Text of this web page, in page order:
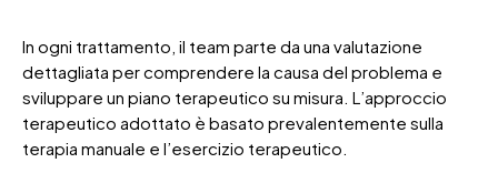
In ogni trattamento, il team parte da una valutazione
dettagliata per comprendere la causa del problema e
sviluppare un piano terapeutico su misura. L’approccio
terapeutico adottato è basato prevalentemente sulla
terapia manuale e l’esercizio terapeutico.